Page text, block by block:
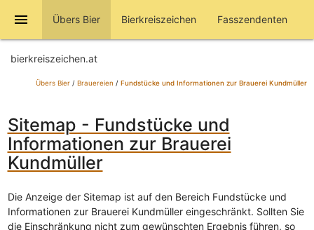
menu Übers Bier Bierkreiszeichen Fasszendenten
bierkreiszeichen.at
Übers Bier/ Brauereien / Fundstücke und Informationen zur Brauerei Kundmüller
Sitemap - Fundstücke und
Informationen zur Brauerei
Kundmüller
Die Anzeige der Sitemap ist auf den Bereich Fundstücke und
Informationen zur Brauerei Kundmüller eingeschränkt. Sollten Sie
die Einschränkung nicht zum gewünschten Ergebnis führen, so